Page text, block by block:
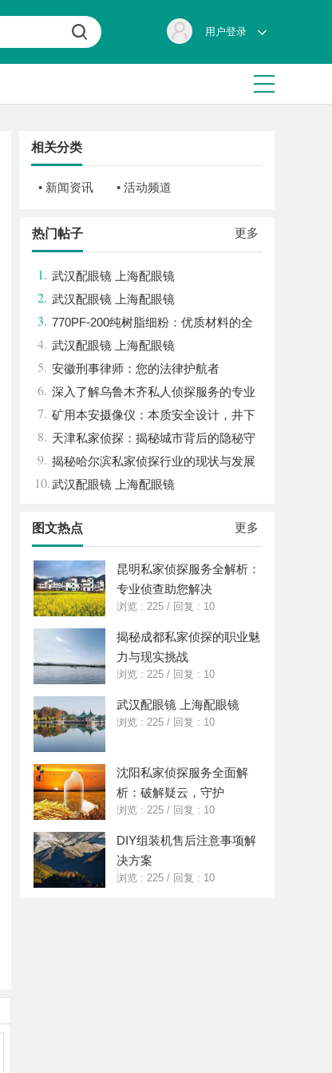
用户登录
相关分类
• 新闻资讯 • 活动频道
更多
热门帖子
1. 武汉配眼镜 上海配眼镜
2. 武汉配眼镜 上海配眼镜
3. 770PF-200纯树脂细粉：优质材料的全
貌与应用
4. 武汉配眼镜 上海配眼镜
5. 安徽刑事律师：您的法律护航者
6. 深入了解乌鲁木齐私人侦探服务的专业
性与应用领域
7. 矿用本安摄像仪：本质安全设计，井下
高危区域放心用
8. 天津私家侦探：揭秘城市背后的隐秘守
护者
9. 揭秘哈尔滨私家侦探行业的现状与发展
趋势
10.武汉配眼镜 上海配眼镜
更多
图文热点
昆明私家侦探服务全解析：
专业侦查助您解决
浏览 : 225 / 回复 : 10
揭秘成都私家侦探的职业魅
力与现实挑战
浏览 : 225 / 回复 : 10
武汉配眼镜 上海配眼镜
浏览 : 225 / 回复 : 10
沈阳私家侦探服务全面解
析：破解疑云，守护
浏览 : 225 / 回复 : 10
DIY组装机售后注意事项解
决方案
浏览 : 225 / 回复 : 10